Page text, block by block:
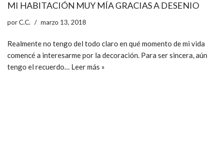
MI HABITACIÓN MUY MÍA GRACIAS A DESENIO
porC.C. marzo 13, 2018
Realmente no tengo del todo claro en qué momento de mi vida
comencé a interesarme por la decoración. Para ser sincera, aún
tengo el recuerdo… Leer más »